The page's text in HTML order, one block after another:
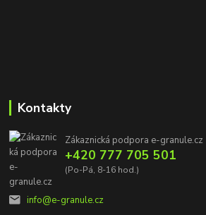
Kontakty
Zákaznická podpora e-granule.cz
+420 777 705 501
(Po-Pá, 8-16 hod.)
info@e-granule.cz